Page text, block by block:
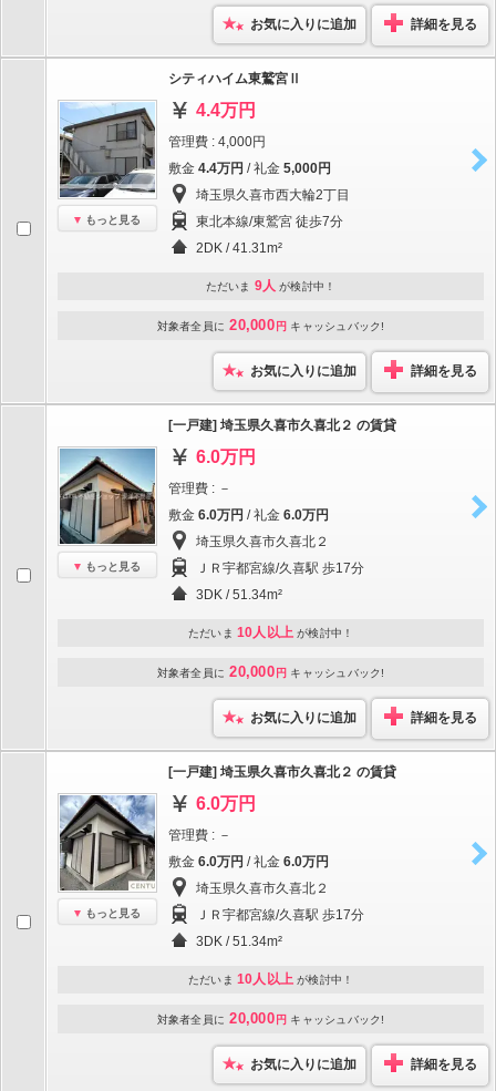
お気に入りに追加 詳細を見る
もっと見る
シティハイム東鷲宮Ⅱ
4.4万円
管理費 : 4,000円
敷金 4.4万円 / 礼金 5,000円
埼玉県久喜市西大輪2丁目
東北本線/東鷲宮 徒歩7分
2DK / 41.31m²
ただいま 9人 が検討中！
対象者全員に 20,000 円 キャッシュバック!
お気に入りに追加 詳細を見る
もっと見る
[一戸建] 埼玉県久喜市久喜北２ の賃貸
6.0万円
管理費 : －
敷金 6.0万円 / 礼金 6.0万円
埼玉県久喜市久喜北２
ＪＲ宇都宮線/久喜駅 歩17分
3DK / 51.34m²
ただいま 10人以上 が検討中！
対象者全員に 20,000 円 キャッシュバック!
お気に入りに追加 詳細を見る
もっと見る
[一戸建] 埼玉県久喜市久喜北２ の賃貸
6.0万円
管理費 : －
敷金 6.0万円 / 礼金 6.0万円
埼玉県久喜市久喜北２
ＪＲ宇都宮線/久喜駅 歩17分
3DK / 51.34m²
ただいま 10人以上 が検討中！
対象者全員に 20,000 円 キャッシュバック!
お気に入りに追加 詳細を見る